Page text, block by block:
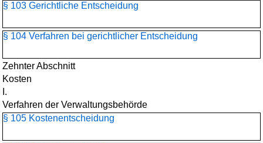
§ 103 Gerichtliche Entscheidung
§ 104 Verfahren bei gerichtlicher Entscheidung
Zehnter Abschnitt
Kosten
I.
Verfahren der Verwaltungsbehörde
§ 105 Kostenentscheidung